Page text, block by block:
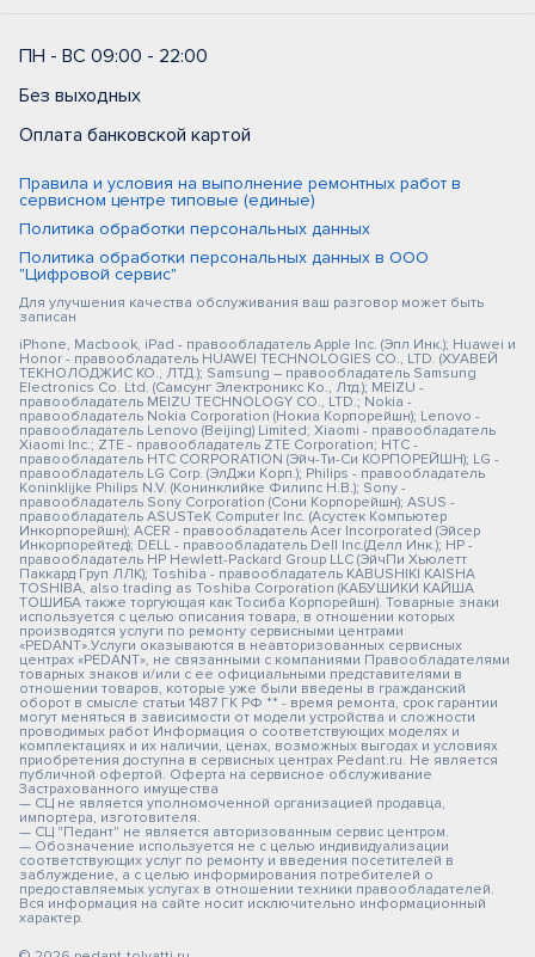
ПН - ВС 09:00 - 22:00
Без выходных
Оплата банковской картой
Правила и условия на выполнение ремонтных работ в
сервисном центре типовые (единые)
Политика обработки персональных данных
Политика обработки персональных данных в ООО
"Цифровой сервис"
Для улучшения качества обслуживания ваш разговор может быть
записан
iPhone, Macbook, iPad - правообладатель Apple Inc. (Эпл Инк.); Huawei и
Honor - правообладатель HUAWEI TECHNOLOGIES CO., LTD. (ХУАВЕЙ
ТЕКНОЛОДЖИС КО., ЛТД.); Samsung – правообладатель Samsung
Electronics Co. Ltd. (Самсунг Электроникс Ко., Лтд.); MEIZU -
правообладатель MEIZU TECHNOLOGY CO., LTD.; Nokia -
правообладатель Nokia Corporation (Нокиа Корпорейшн); Lenovo -
правообладатель Lenovo (Beijing) Limited; Xiaomi - правообладатель
Xiaomi Inc.; ZTE - правообладатель ZTE Corporation; HTC -
правообладатель HTC CORPORATION (Эйч-Ти-Си КОРПОРЕЙШН); LG -
правообладатель LG Corp. (ЭлДжи Корп.); Philips - правообладатель
Koninklijke Philips N.V. (Конинклийке Филипс Н.В.); Sony -
правообладатель Sony Corporation (Сони Корпорейшн); ASUS -
правообладатель ASUSTeK Computer Inc. (Асустек Компьютер
Инкорпорейшн); ACER - правообладатель Acer Incorporated (Эйсер
Инкорпорейтед); DELL - правообладатель Dell Inc.(Делл Инк.); HP -
правообладатель HP Hewlett-Packard Group LLC (ЭйчПи Хьюлетт
Паккард Груп ЛЛК); Toshiba - правообладатель KABUSHIKI KAISHA
TOSHIBA, also trading as Toshiba Corporation (КАБУШИКИ КАЙША
ТОШИБА также торгующая как Тосиба Корпорейшн). Товарные знаки
используется с целью описания товара, в отношении которых
производятся услуги по ремонту сервисными центрами
«PEDANT».Услуги оказываются в неавторизованных сервисных
центрах «PEDANT», не связанными с компаниями Правообладателями
товарных знаков и/или с ее официальными представителями в
отношении товаров, которые уже были введены в гражданский
оборот в смысле статьи 1487 ГК РФ ** - время ремонта, срок гарантии
могут меняться в зависимости от модели устройства и сложности
проводимых работ Информация о соответствующих моделях и
комплектациях и их наличии, ценах, возможных выгодах и условиях
приобретения доступна в сервисных центрах Pedant.ru. Не является
публичной офертой. Оферта на сервисное обслуживание
Застрахованного имущества
— СЦ не является уполномоченной организацией продавца,
импортера, изготовителя.
— СЦ "Педант" не является авторизованным сервис центром.
— Обозначение используется не с целью индивидуализации
соответствующих услуг по ремонту и введения посетителей в
заблуждение, а с целью информирования потребителей о
предоставляемых услугах в отношении техники правообладателей.
Вся информация на сайте носит исключительно информационный
характер.